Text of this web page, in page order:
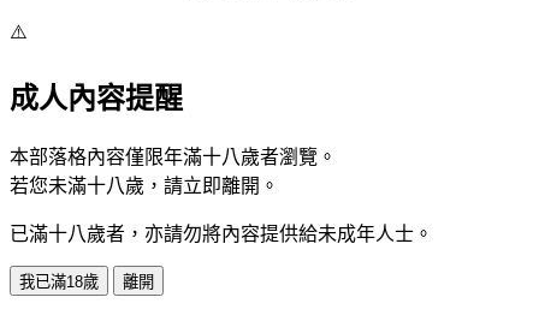
⚠️
成人內容提醒
本部落格內容僅限年滿十八歲者瀏覽。
若您未滿十八歲，請立即離開。
已滿十八歲者，亦請勿將內容提供給未成年人士。
我已滿18歲 離開